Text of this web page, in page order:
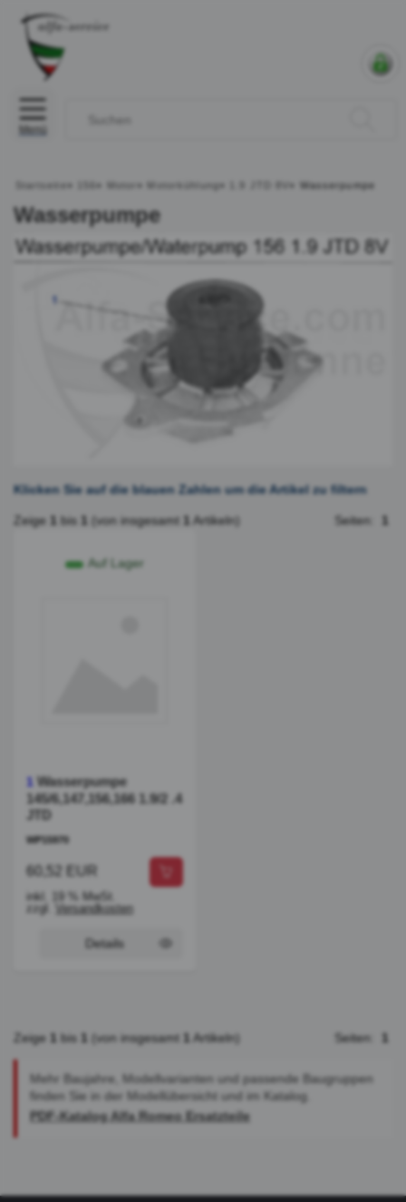
Menü
Startseite » » » Motorkühlung» » Wasserpumpe
Wasserpumpe
Klicken Sie auf die blauen Zahlen um die Artikel zu filtern
Zeige 1 bis 1 (von insgesamt 1 Artikeln) Seiten: 1
Auf Lager
1 Wasserpumpe
145/6,147,156,166 1.9/2 .4
JTD
WP15970
60,52 EUR
inkl. 19 % MwSt.
zzgl.
Versandkosten
Details
Zeige 1 bis 1 (von insgesamt 1 Artikeln) Seiten: 1
Mehr Baujahre, Modellvarianten und passende Baugruppen
finden Sie in der Modellübersicht und im Katalog.
PDF-Katalog Alfa Romeo Ersatzteile